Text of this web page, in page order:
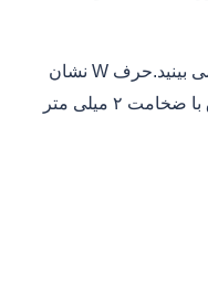
انواع چهارچوب فلزی براساس شکل را می بینید.حرف W نشان
دهنده وزن یک متر پروفیل بر اساس ورق با ضخامت ۲ میلی متر